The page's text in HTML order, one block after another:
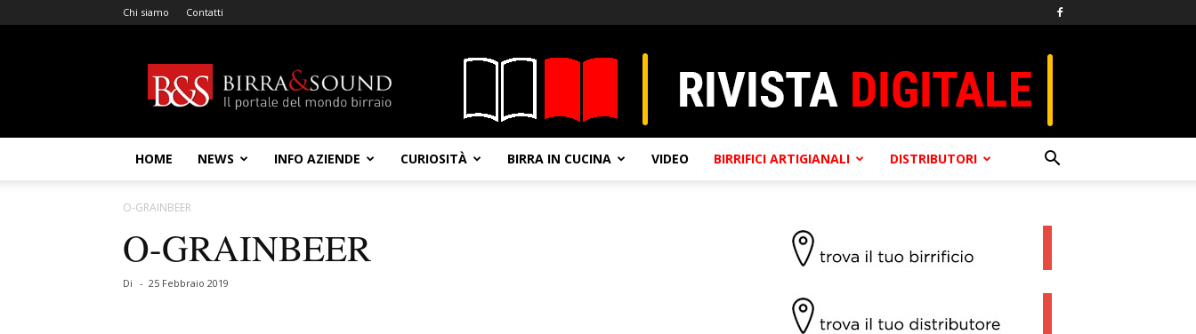
Chi siamo Contatti
&
Sound
HOME NEWS INFO AZIENDE CURIOSITÀ BIRRA IN CUCINA VIDEO BIRRIFICI ARTIGIANALI DISTRIBUTORI
O-GRAINBEER
O-GRAINBEER
Di - 25 Febbraio 2019